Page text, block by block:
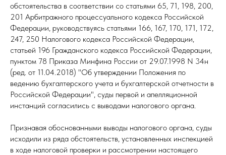
обстоятельства в соответствии со статьями 65, 71, 198, 200,
201 Арбитражного процессуального кодекса Российской
Федерации, руководствуясь статьями 166, 167, 170, 171, 172,
247, 250 Налогового кодекса Российской Федерации,
статьей 196 Гражданского кодекса Российской Федерации,
пунктом 78 Приказа Минфина России от 29.07.1998 N 34н
(ред. от 11.04.2018) "Об утверждении Положения по
ведению бухгалтерского учета и бухгалтерской отчетности в
Российской Федерации", суды первой и апелляционной
инстанций согласились с выводами налогового органа.
Признавая обоснованными выводы налогового органа, суды
исходили из ряда обстоятельств, установленных инспекцией
в ходе налоговой проверки и рассмотрении настоящего